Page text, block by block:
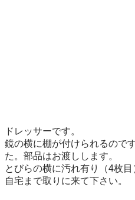
ドレッサーです。
鏡の横に棚が付けられるので
た。部品はお渡しします。
とびらの横に汚れ有り（4枚目
自宅まで取りに来て下さい。